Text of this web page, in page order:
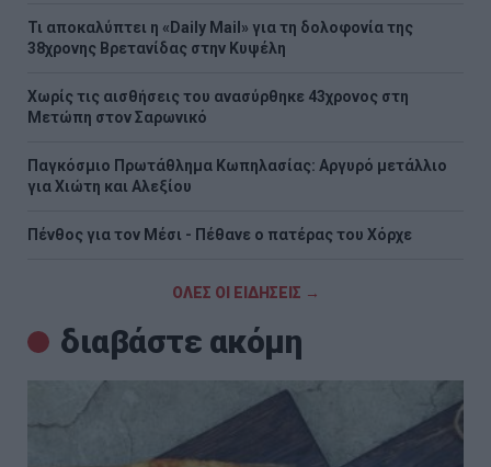
Τι αποκαλύπτει η «Daily Mail» για τη δολοφονία της
38χρονης Βρετανίδας στην Κυψέλη
Χωρίς τις αισθήσεις του ανασύρθηκε 43χρονος στη
Μετώπη στον Σαρωνικό
Παγκόσμιο Πρωτάθλημα Κωπηλασίας: Αργυρό μετάλλιο
για Χιώτη και Αλεξίου
Πένθος για τον Μέσι - Πέθανε ο πατέρας του Χόρχε
ΟΛΕΣ ΟΙ ΕΙΔΗΣΕΙΣ →
διαβάστε ακόμη